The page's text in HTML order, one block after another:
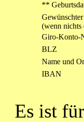
**
(wenn nichts
Giro-Konto-
BLZ
Name und
IBAN
Es ist